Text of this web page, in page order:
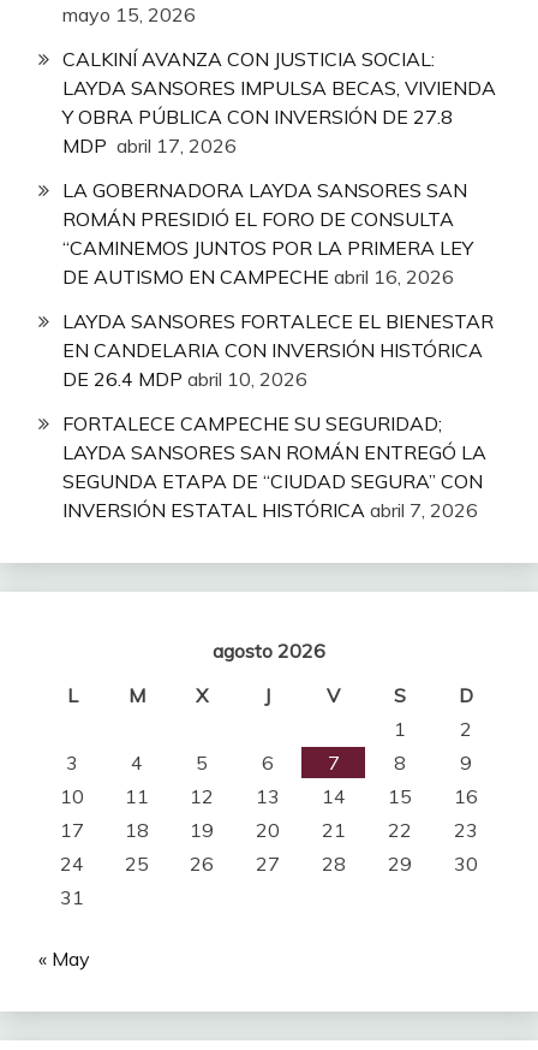
mayo 15, 2026
CALKINÍ AVANZA CON JUSTICIA SOCIAL:
LAYDA SANSORES IMPULSA BECAS, VIVIENDA
Y OBRA PÚBLICA CON INVERSIÓN DE 27.8
MDP abril 17, 2026
LA GOBERNADORA LAYDA SANSORES SAN
ROMÁN PRESIDIÓ EL FORO DE CONSULTA
“CAMINEMOS JUNTOS POR LA PRIMERA LEY
DE AUTISMO EN CAMPECHE abril 16, 2026
LAYDA SANSORES FORTALECE EL BIENESTAR
EN CANDELARIA CON INVERSIÓN HISTÓRICA
DE 26.4 MDP abril 10, 2026
FORTALECE CAMPECHE SU SEGURIDAD;
LAYDA SANSORES SAN ROMÁN ENTREGÓ LA
SEGUNDA ETAPA DE “CIUDAD SEGURA” CON
INVERSIÓN ESTATAL HISTÓRICA abril 7, 2026
agosto 2026
L
M X J V S
D
1
2
3
4 5 6 7 8
9
10
11 12 13 14 15
16
17
18 19 20 21 22
23
24
25 26 27 28 29
30
31
« May